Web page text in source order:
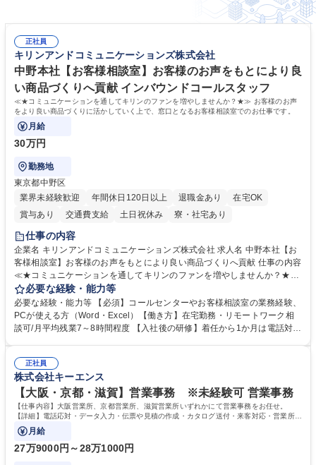
正社員
キリンアンドコミュニケーションズ株式会社
中野本社【お客様相談室】お客様のお声をもとにより良
い商品づくりへ貢献 インバウンドコールスタッフ
≪★コミュニケーションを通してキリンのファンを増やしませんか？★≫ お客様のお声
をより良い商品づくりに活かしていく上で、窓口となるお客様相談室でのお仕事です。
月給
30万円
勤務地
東京都中野区
業界未経験歓迎
年間休日120日以上 退職金あり
在宅OK
賞与あり
交通費支給 土日祝休み 寮・社宅あり
仕事の内容
企業名 キリンアンドコミュニケーションズ株式会社 求人名 中野本社【お
客様相談室】お客様のお声をもとにより良い商品づくりへ貢献 仕事の内容
≪★コミュニケーションを通してキリンのファンを増やしませんか？★≫
お客様のお声をより良い商品づくりに活かしていく上で、窓口となるお客
様相談室でのお仕事です。 日々お客様からいただくキリングループへのご
意見を、企業活動に活かしています。お客様からの声に迅速かつ誠意をも
って対応、情報提供するとともにグループ内活動に反映しています。 【具
平均100件前後■メール・手紙：同上40件前後 募集職種 中野本社【お客様
相談室】お客様のお声をもとにより良い商品づくりへ貢献
必要な経験・能力等
必要な経験・能力等 【必須】コールセンターやお客様相談室の業務経験、
PCが使える方（Word・Excel）【働き方】在宅勤務・リモートワーク相
談可/月平均残業7～8時間程度 【入社後の研修】着任から1か月は電話対応
すのでご安心ください。 【当社について】キリングループの広報機能を担
う会社として、お客様との出会いを大切にし、磨き上げたホスピタリティ
を込めてコミュニケーションをとりながら広報関連業務を行っておりま
す。 学歴・資格 学歴：大学院 大学 高専 短大 専修学校 高校 語学力： 資
格：
正社員
株式会社キーエンス
【大阪・京都・滋賀】営業事務 ※未経験可 営業事務
【仕事内容】大阪営業所、京都営業所、滋賀営業所いずれかにて営業事務をお任せ。
【詳細】電話応対・データ入力・伝票や見積の作成・カタログ送付・来客対応・営業所内
で発生する事務業務や業務改善をお任せ。
月給
27万9000円～28万1000円